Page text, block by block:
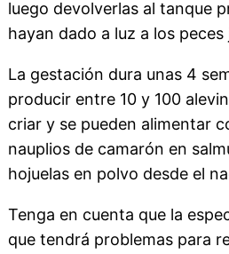
luego devolverlas al tanque
hayan dado a luz a los peces
La gestación dura unas 4
producir entre 10 y 100
criar y se pueden alimentar
nauplios de camarón en
hojuelas en polvo desde el
Tenga en cuenta que la
que tendrá problemas para